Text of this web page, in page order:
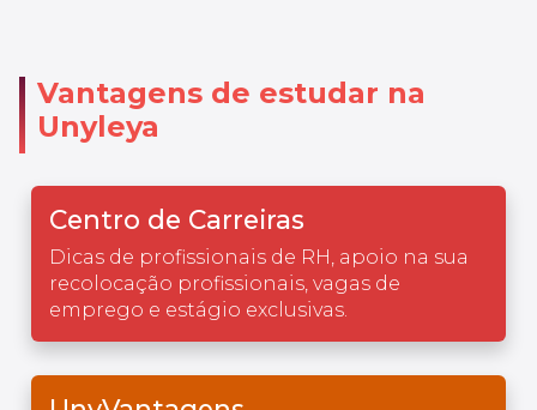
Vantagens de estudar na
Unyleya
Centro de Carreiras
Dicas de profissionais de RH, apoio na sua
recolocação profissionais, vagas de
emprego e estágio exclusivas.